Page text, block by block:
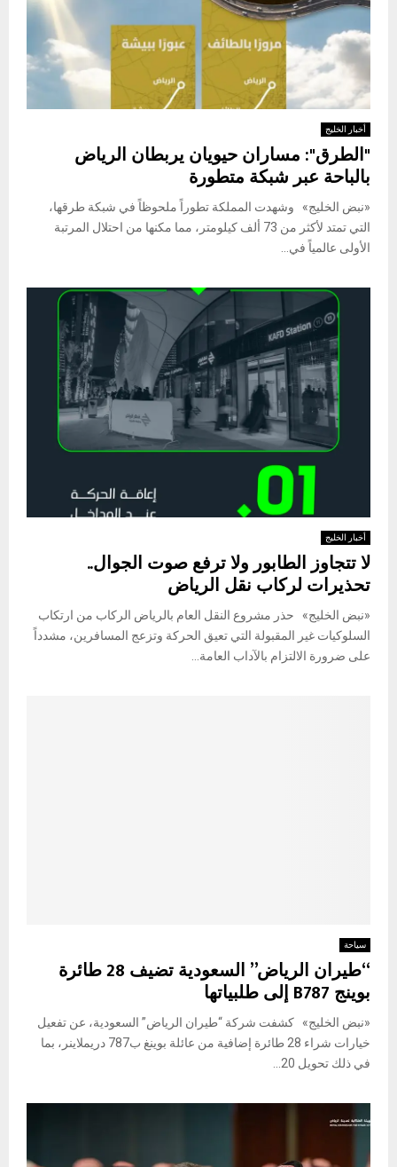
أخبار الخليج
"الطرق": مساران حيويان يربطان الرياض
بالباحة عبر شبكة متطورة
«نبض الخليج» وشهدت المملكة تطوراً ملحوظاً في شبكة طرقها،
التي تمتد لأكثر من 73 ألف كيلومتر، مما مكنها من احتلال المرتبة
الأولى عالمياً في...
أخبار الخليج
لا تتجاوز الطابور ولا ترفع صوت الجوال..
تحذيرات لركاب نقل الرياض
«نبض الخليج» حذر مشروع النقل العام بالرياض الركاب من ارتكاب
السلوكيات غير المقبولة التي تعيق الحركة وتزعج المسافرين، مشدداً
على ضرورة الالتزام بالآداب العامة...
سياحة
“طيران الرياض” السعودية تضيف 28 طائرة
بوينج B787 إلى طلبياتها
«نبض الخليج» كشفت شركة “طيران الرياض” السعودية، عن تفعيل
خيارات شراء 28 طائرة إضافية من عائلة بوينغ ب787 دريملاينر، بما
في ذلك تحويل 20...